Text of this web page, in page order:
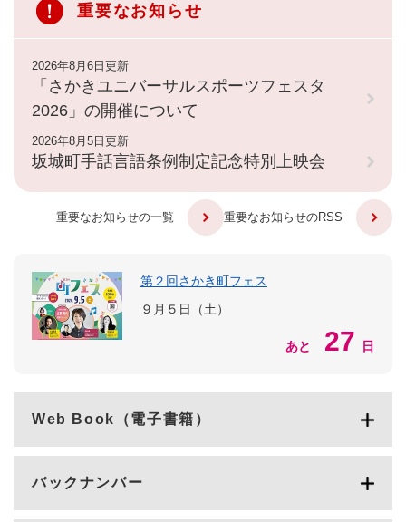
重要なお知らせ
2026年8月6日更新
「さかきユニバーサルスポーツフェスタ
2026」の開催について
2026年8月5日更新
坂城町手話言語条例制定記念特別上映会
重要なお知らせの一覧 重要なお知らせのRSS
第２回さかき町フェス
９月５日（土）
あと 27 日
Web Book（電子書籍）
バックナンバー